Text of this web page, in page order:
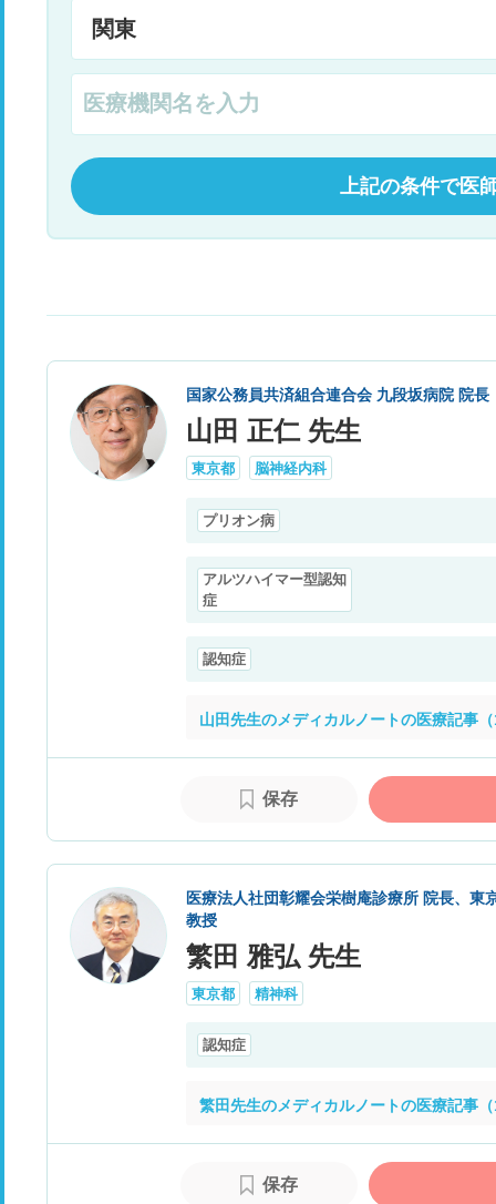
上記の条件で医
国家公務員共済組合連合会 九段坂病院 院長
山田 正仁 先生
東京都 脳神経内科
プリオン病
アルツハイマー型認知
症
認知症
山田先生のメディカルノートの医療記事
保存
医療法人社団彰耀会栄樹庵診療所 院長、
教授
繁田 雅弘 先生
東京都 精神科
認知症
繁田先生のメディカルノートの医療記事
保存